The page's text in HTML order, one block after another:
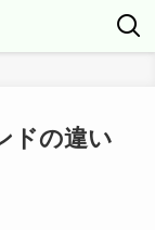
ドの違い